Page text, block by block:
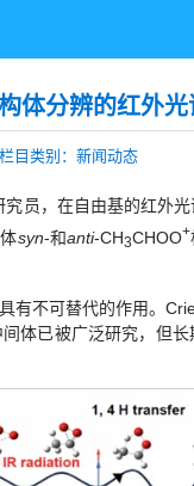
体分辨的红外光
类别：新闻动态
员，在自由基的红外
syn-和anti-CH3CHOO+
有不可替代的作用。
体已被广泛研究，但